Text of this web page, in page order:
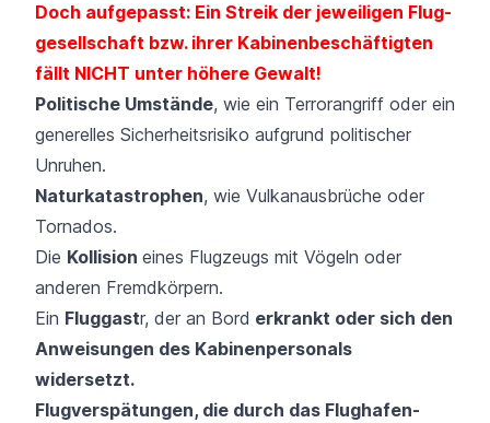
Doch aufgepasst: Ein Streik der jeweiligen Flug­
gesellschaft bzw. ihrer Kabinen­beschäftigten
fällt NICHT unter höhere Gewalt!
Politische Umstände, wie ein Terrorangriff oder ein
generelles Sicherheitsrisiko aufgrund politischer
Unruhen.
Naturkatastrophen, wie Vulkanausbrüche oder
Tornados.
Die Kollision eines Flugzeugs mit Vögeln oder
anderen Fremdkörpern.
Ein Fluggastr, der an Bord erkrankt oder sich den
Anweisungen des Kabinen­personals
widersetzt.
Flugverspätungen, die durch das Flughafen­